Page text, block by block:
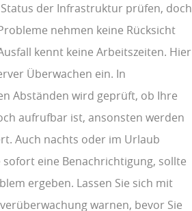
der Infrastruktur prüfen, doch
nehmen keine Rücksicht
kennt keine Arbeitszeiten. Hier
Überwachen ein. In
Abständen wird geprüft, ob Ihre
aufrufbar ist, ansonsten werden
Auch nachts oder im Urlaub
sofort eine Benachrichtigung, sollte
ergeben. Lassen Sie sich mit
warnen, bevor Sie